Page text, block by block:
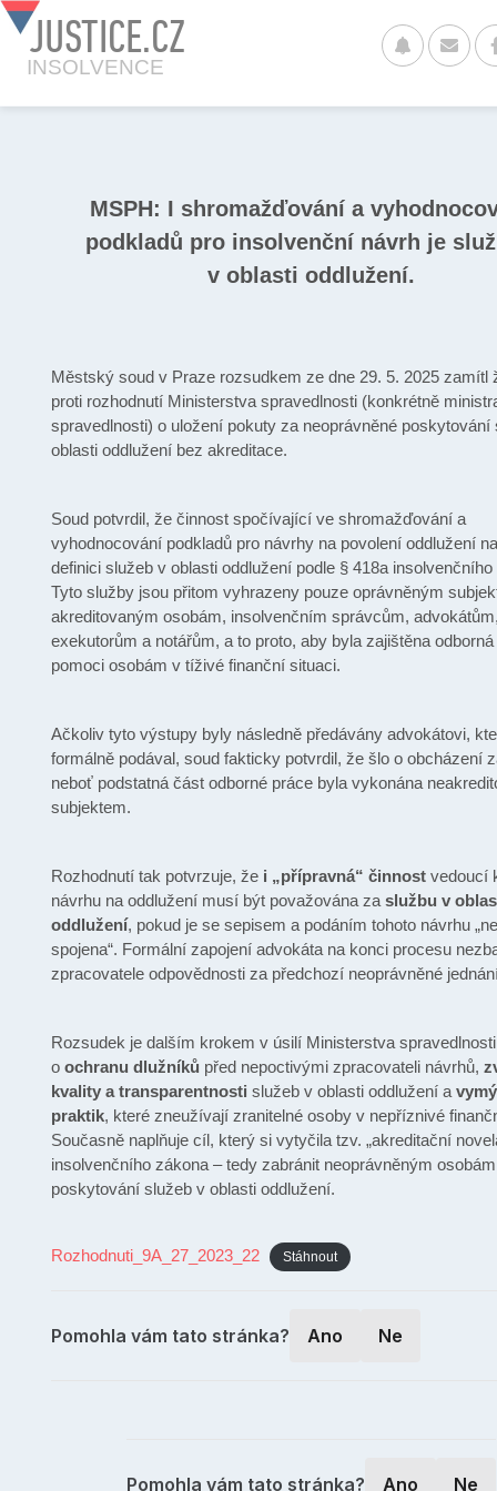
JUSTICE.CZ
INSOLVENCE
MSPH: I shromažďování a
podkladů pro insolvenční návrh je
v oblasti oddlužení.
Městský soud v Praze rozsudkem ze dne 29. 5. 2025 zamítl
proti rozhodnutí Ministerstva spravedlnosti (konkrétně
spravedlnosti) o uložení pokuty za neoprávněné poskytování
oblasti oddlužení bez akreditace.
Soud potvrdil, že činnost spočívající ve shromažďování a
vyhodnocování podkladů pro návrhy na povolení oddlužení
definici služeb v oblasti oddlužení podle § 418a
Tyto služby jsou přitom vyhrazeny pouze oprávněným
akreditovaným osobám, insolvenčním správcům,
exekutorům a notářům, a to proto, aby byla zajištěna
pomoci osobám v tíživé finanční situaci.
Ačkoliv tyto výstupy byly následně předávány advokátovi,
formálně podával, soud fakticky potvrdil, že šlo o obcházení
neboť podstatná část odborné práce byla vykonána
subjektem.
Rozhodnutí tak potvrzuje, že i „přípravná“ činnost vedoucí
návrhu na oddlužení musí být považována za službu v
oddlužení, pokud je se sepisem a podáním tohoto návrhu
spojena“. Formální zapojení advokáta na konci procesu
zpracovatele odpovědnosti za předchozí neoprávněné
Rozsudek je dalším krokem v úsilí Ministerstva spravedlnosti
o ochranu dlužníků před nepoctivými zpracovateli návrhů,
kvality a transparentnosti služeb v oblasti oddlužení a
praktik, které zneužívají zranitelné osoby v nepříznivé
Současně naplňuje cíl, který si vytyčila tzv. „akreditační
insolvenčního zákona – tedy zabránit neoprávněným
poskytování služeb v oblasti oddlužení.
Rozhodnuti_9A_27_2023_22 Stáhnout
Pomohla vám tato stránka? Ano Ne
Pomohla vám tato stránka? Ano Ne